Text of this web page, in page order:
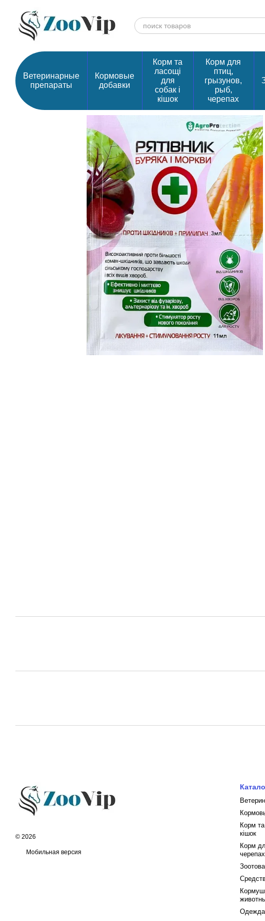
Ветеринарные
препараты
Кормовые
добавки
Корм та
ласощі
для
собак і
кішок
Корм для
птиц,
грызунов,
рыб,
черепах
© 2026
Мобильная версия
Корм
кішок
Корм
черепах